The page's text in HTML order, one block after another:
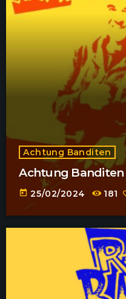
Achtung Banditen
Achtung
today 25/02/2024 181